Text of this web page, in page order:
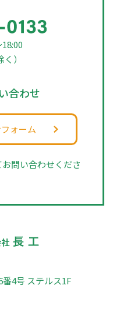
）
合わせ
ォーム
問い合わせくださ
4号 ステルス1F